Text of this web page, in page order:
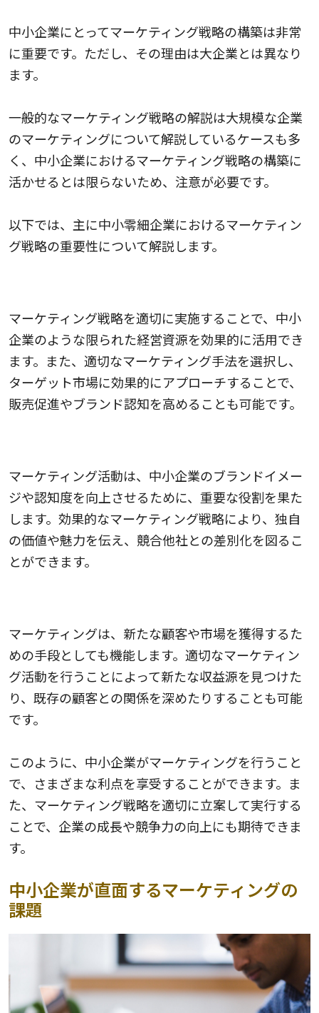
中小企業にとってマーケティング戦略の構築は非常
に重要です。ただし、その理由は大企業とは異なり
ます。
一般的なマーケティング戦略の解説は大規模な企業
のマーケティングについて解説しているケースも多
く、中小企業におけるマーケティング戦略の構築に
活かせるとは限らないため、注意が必要です。
以下では、主に中小零細企業におけるマーケティン
グ戦略の重要性について解説します。
マーケティング戦略を適切に実施することで、中小
企業のような限られた経営資源を効果的に活用でき
ます。また、適切なマーケティング手法を選択し、
ターゲット市場に効果的にアプローチすることで、
販売促進やブランド認知を高めることも可能です。
マーケティング活動は、中小企業のブランドイメー
ジや認知度を向上させるために、重要な役割を果た
します。効果的なマーケティング戦略により、独自
の価値や魅力を伝え、競合他社との差別化を図るこ
とができます。
マーケティングは、新たな顧客や市場を獲得するた
めの手段としても機能します。適切なマーケティン
グ活動を行うことによって新たな収益源を見つけた
り、既存の顧客との関係を深めたりすることも可能
です。
このように、中小企業がマーケティングを行うこと
で、さまざまな利点を享受することができます。ま
た、マーケティング戦略を適切に立案して実行する
ことで、企業の成長や競争力の向上にも期待できま
す。
中小企業が直面するマーケティングの
課題